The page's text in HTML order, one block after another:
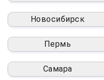
Новосибирск
Пермь
Самара